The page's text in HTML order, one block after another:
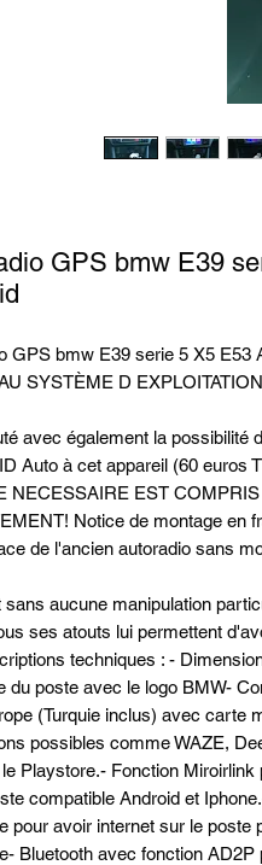
GPS bmw E39
GPS bmw E39 serie 5 X5 E53
SYSTÈME D
avec également la possibilité
Auto à cet appareil (60 euros
NECESSAIRE EST
Notice de montage en
de l'ancien autoradio sans
sans aucune manipulation
ses atouts lui permettent
techniques : -
du poste avec le logo BMW-
(Turquie inclus) avec carte
possibles comme WAZE,
Playstore.- Fonction
compatible Android et
pour avoir internet sur le
Bluetooth avec fonction